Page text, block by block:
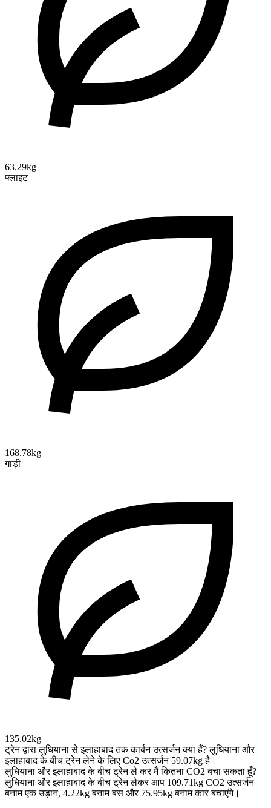
63.29kg
फ्लाइट
168.78kg
गाड़ी
135.02kg
ट्रेन द्वारा लुधियाना से इलाहाबाद तक कार्बन उत्सर्जन क्या हैं? लुधियाना और
इलाहाबाद के बीच ट्रेन लेने के लिए Co2 उत्सर्जन 59.07kg है।
लुधियाना और इलाहाबाद के बीच ट्रेन ले कर मैं कितना CO2 बचा सकता हूँ?
लुधियाना और इलाहाबाद के बीच ट्रेन लेकर आप 109.71kg CO2 उत्सर्जन
बनाम एक उड़ान, 4.22kg बनाम बस और 75.95kg बनाम कार बचाएंगे।